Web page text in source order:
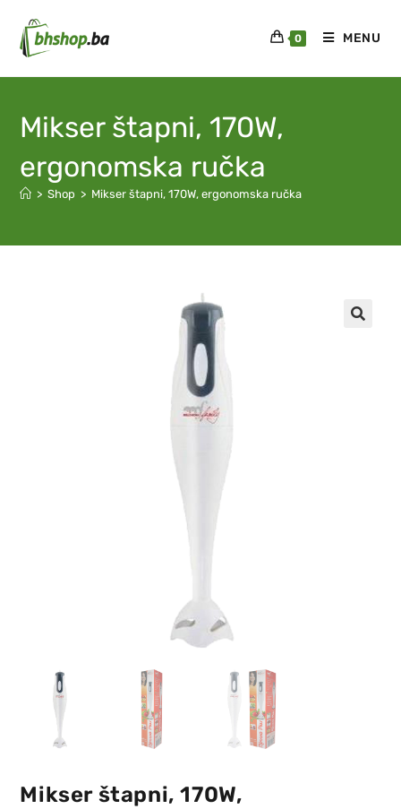
0 MENU
Mikser štapni, 170W,
ergonomska ručka
> Shop > Mikser štapni, 170W, ergonomska ručka
Mikser štapni, 170W,